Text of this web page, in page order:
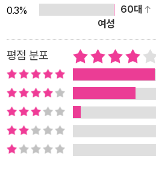
0.3%
60대
여성
평점 분포